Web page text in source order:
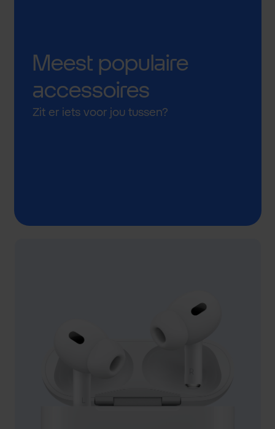
Meest populaire
accessoires
Zit er iets voor jou tussen?